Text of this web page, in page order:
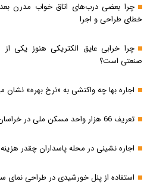
خطای طراحی و اجرا
چرا خرابی عایق الکتریکی هنوز یکی
صنعتی است؟
اجاره بها چه واکنشی به «نرخ بهره»
تعریف 66 هزار واحد مسکن ملی در خراسان رضوی
اجاره نشینی در محله پاسداران چقدر هزینه
استفاده از پنل خورشیدی در طراحی نمای